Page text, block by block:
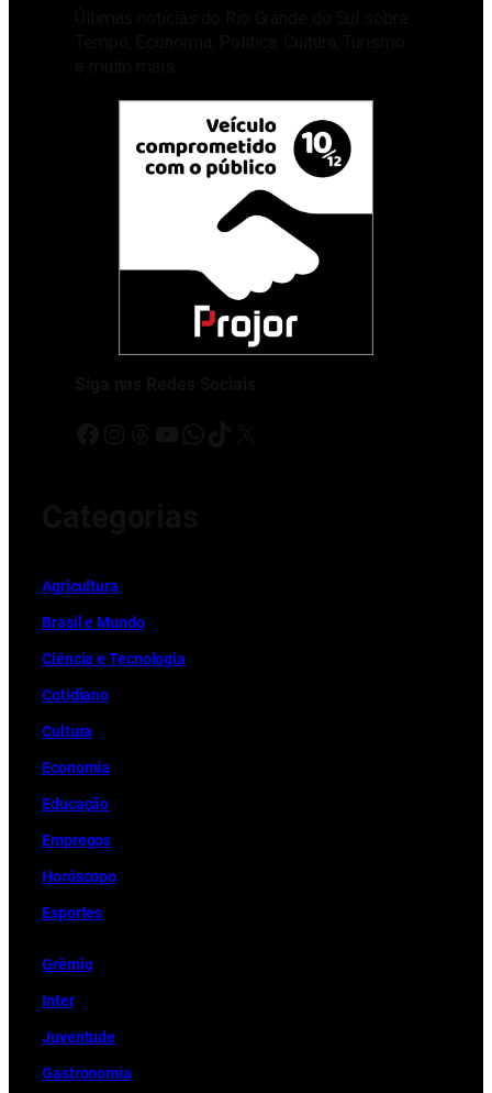
Agricultura
Brasil e Mundo
Ciência e Tecnologia
Cotidiano
Cultura
Economia
Educação
Empregos
Horóscopo
Esportes
Grêmio
Inter
Juventude
Gastronomia